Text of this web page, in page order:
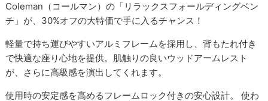
Coleman（コールマン）の「リラックスフォールディングベン
チ」が、30%オフの大特価で手に入るチャンス！
軽量で持ち運びやすいアルミフレームを採用し、背もたれ付き
で快適な座り心地を提供。肌触りの良いウッドアームレスト
が、さらに高級感を演出してくれます。
使用時の安定感を高めるフレームロック付きの安心設計。 使わ